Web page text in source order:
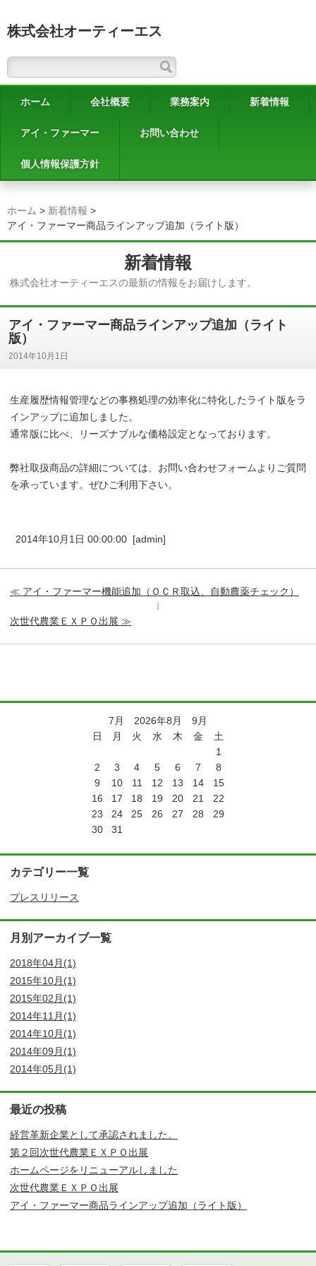
株式会社オーティーエス
ホーム 会社概要 業務案内 新着情報
アイ・ファーマー お問い合わせ
個人情報保護方針
ホーム > 新着情報 >
アイ・ファーマー商品ラインアップ追加（ライト版）
新着情報
株式会社オーティーエスの最新の情報をお届けします。
アイ・ファーマー商品ラインアップ追加（ライト
版）
2014年10月1日
生産履歴情報管理などの事務処理の効率化に特化したライト版をラ
インアップに追加しました。
通常版に比べ、リーズナブルな価格設定となっております。
弊社取扱商品の詳細については、お問い合わせフォームよりご質問
を承っています。ぜひご利用下さい。
2014年10月1日 00:00:00 [admin]
≪ アイ・ファーマー機能追加（ＯＣＲ取込、自動農薬チェック）
｜
次世代農業ＥＸＰＯ出展 ≫
7月 2026年8月 9月
日
月 火 水 木 金
土
1
2
3 4 5 6 7
8
9
10 11 12 13 14
15
16
17 18 19 20 21
22
23
24 25 26 27 28
29
30
31
カテゴリー一覧
プレスリリース
月別アーカイブ一覧
2018年04月(1)
2015年10月(1)
2015年02月(1)
2014年11月(1)
2014年10月(1)
2014年09月(1)
2014年05月(1)
最近の投稿
経営革新企業として承認されました。
第２回次世代農業ＥＸＰＯ出展
ホームページをリニューアルしました
次世代農業ＥＸＰＯ出展
アイ・ファーマー商品ラインアップ追加（ライト版）